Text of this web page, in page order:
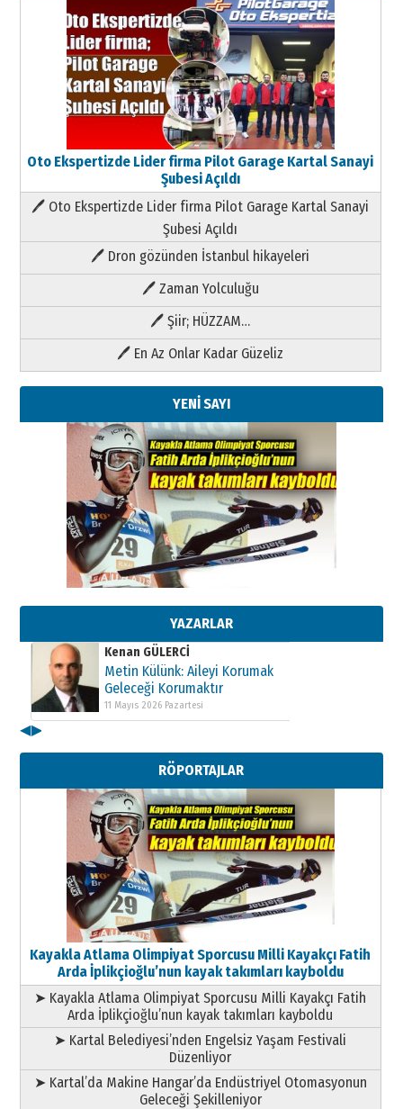
Oto Ekspertizde Lider firma Pilot Garage Kartal Sanayi
Şubesi Açıldı
🖊 Oto Ekspertizde Lider firma Pilot Garage Kartal Sanayi
Şubesi Açıldı
🖊 Dron gözünden İstanbul hikayeleri
🖊 Zaman Yolculuğu
🖊 Şiir; HÜZZAM…
🖊 En Az Onlar Kadar Güzeliz
YENİ SAYI
YAZARLAR
Kenan GÜLERCİ
Metin Külünk: Aileyi Korumak
11 Mayıs 2026 Pazartesi
Kenan GÜLERCİ
Metin Külünk: Aileyi Korumak
Geleceği Korumaktır
11 Mayıs 2026 Pazartesi
Metin Külünk: Aileyi Korumak
Geleceği Korumaktır
11 Mayıs 2026 Pazartesi
◀▶
RÖPORTAJLAR
Kayakla Atlama Olimpiyat Sporcusu Milli Kayakçı Fatih
Arda İplikçioğlu’nun kayak takımları kayboldu
➤ Kayakla Atlama Olimpiyat Sporcusu Milli Kayakçı Fatih
Arda İplikçioğlu’nun kayak takımları kayboldu
➤ Kartal Belediyesi’nden Engelsiz Yaşam Festivali
Düzenliyor
➤ Kartal’da Makine Hangar’da Endüstriyel Otomasyonun
Geleceği Şekilleniyor